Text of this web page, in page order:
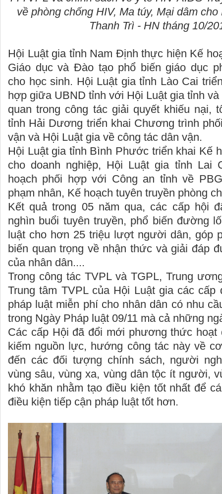
về phòng chống HIV, Ma túy, Mại dâm
Thanh Trì - HN tháng 10/
Hội Luật gia tỉnh Nam Định thực hiện Kế
Giáo dục và Đào tạo phổ biến giáo dục
cho học sinh. Hội Luật gia tỉnh Lào Cai
hợp giữa UBND tỉnh với Hội Luật gia tỉnh
quan trong công tác giải quyết khiếu nại,
tỉnh Hải Dương triển khai Chương trình
vận và Hội Luật gia về công tác dân vận.
Hội Luật gia tỉnh Bình Phước triển khai Kế
cho doanh nghiệp, Hội Luật gia tỉnh Lai
hoạch phối hợp với Công an tỉnh về
phạm nhân, Kế hoạch tuyên truyền phòng
Kết quả trong 05 năm qua, các cấp hội
nghìn buổi tuyên truyền, phổ biến đường
luật cho hơn 25 triệu lượt người dân, góp
biến quan trọng về nhận thức và giải đáp
của nhân dân....
Trong công tác TVPL và TGPL, Trung
Trung tâm TVPL của Hội Luật gia các
pháp luật miễn phí cho nhân dân có nhu
trong Ngày Pháp luật 09/11 mà cả những
Các cấp Hội đã đổi mới phương thức hoạt
kiếm nguồn lực, hướng công tác này về
đến các đối tượng chính sách, người
vùng sâu, vùng xa, vùng dân tộc ít người,
khó khăn nhằm tạo điều kiện tốt nhất để
điều kiện tiếp cận pháp luật tốt hơn.